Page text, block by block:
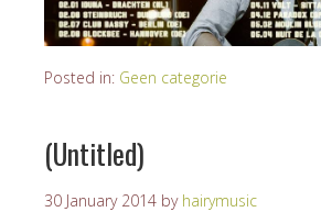
Posted in: Geen categorie
(Untitled)
30 January 2014 by hairymusic